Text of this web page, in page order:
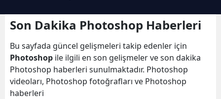
Amasya
Ankara
Antalya
Son Dakika Photoshop Haberleri
Bu sayfada güncel gelişmeleri takip edenler için
Photoshop ile ilgili en son gelişmeler ve son dakika
Photoshop haberleri sunulmaktadır. Photoshop
videoları, Photoshop fotoğrafları ve Photoshop
haberleri